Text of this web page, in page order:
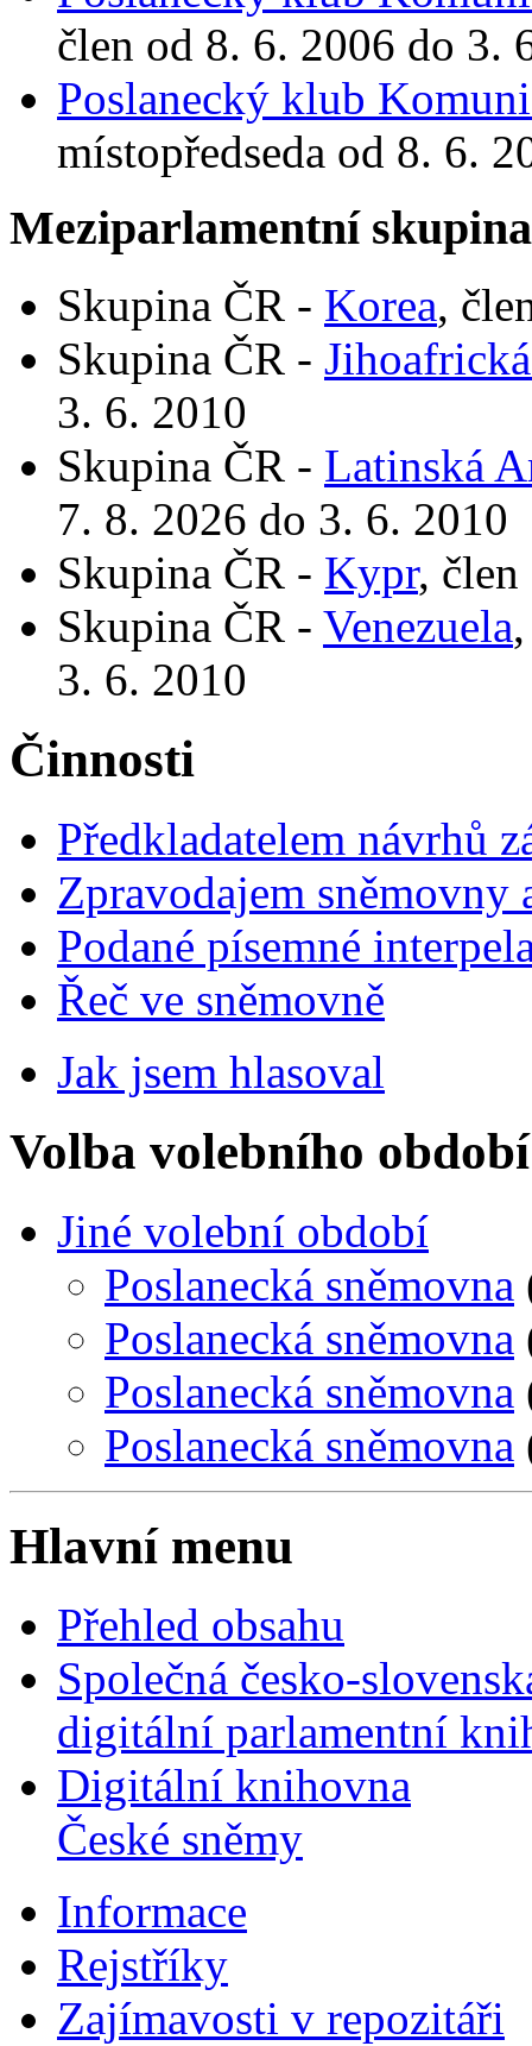
člen od 8. 6. 2006 do 3.
Poslanecký klub
místopředseda od 8. 6.
Meziparlamentní
Skupina ČR - Korea,
Skupina ČR -
3. 6. 2010
Skupina ČR - Latinská
7. 8. 2026 do 3. 6. 2010
Skupina ČR - Kypr, člen
Skupina ČR - Venezuela
3. 6. 2010
Činnosti
Předkladatelem návrhů
Zpravodajem
Podané písemné
Řeč ve sněmovně
Jak jsem hlasoval
Volba volebního období
Jiné volební období
Poslanecká sněmovna
Poslanecká sněmovna
Poslanecká sněmovna
Poslanecká sněmovna
Hlavní menu
Přehled obsahu
Společná česko-
digitální parlamentní
Digitální knihovna
České sněmy
Informace
Rejstříky
Zajímavosti v repozitáři